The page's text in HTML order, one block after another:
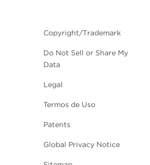
Copyright/Trademark
Do Not Sell or Share My
Data
Legal
Termos de Uso
Patents
Global Privacy Notice